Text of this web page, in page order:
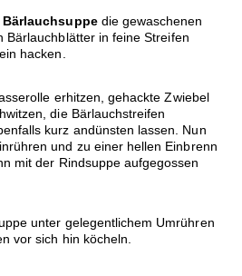
Bärlauchsuppe die gewaschenen
Bärlauchblätter in feine Streifen
hacken.
erhitzen, gehackte Zwiebel
die Bärlauchstreifen
kurz andünsten lassen. Nun
und zu einer hellen Einbrenn
mit der Rindsuppe aufgegossen
unter gelegentlichem Umrühren
vor sich hin köcheln.